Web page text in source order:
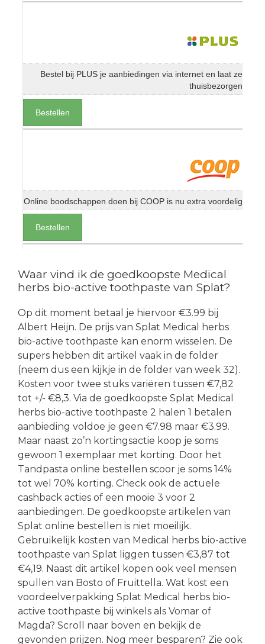
Bestel bij PLUS je aanbiedingen via internet en laat ze
thuisbezorgen
Bestellen
Online boodschappen doen bij COOP is nu extra voordelig
Bestellen
Waar vind ik de goedkoopste Medical
herbs bio-active toothpaste van Splat?
Op dit moment betaal je hiervoor €3.99 bij
Albert Heijn. De prijs van Splat Medical herbs
bio-active toothpaste kan enorm wisselen. De
supers hebben dit artikel vaak in de folder
(neem dus een kijkje in de folder van week 32).
Kosten voor twee stuks variëren tussen €7,82
tot +/- €8,3. Via de goedkoopste Splat Medical
herbs bio-active toothpaste 2 halen 1 betalen
aanbieding voldoe je geen €7.98 maar €3.99.
Maar naast zo’n kortingsactie koop je soms
gewoon 1 exemplaar met korting. Door het
Tandpasta online bestellen scoor je soms 14%
tot wel 70% korting. Check ook de actuele
cashback acties of een mooie 3 voor 2
aanbiedingen. De goedkoopste artikelen van
Splat online bestellen is niet moeilijk.
Gebruikelijk kosten van Medical herbs bio-active
toothpaste van Splat liggen tussen €3,87 tot
€4,19. Naast dit artikel kopen ook veel mensen
spullen van Bosto of Fruittella. Wat kost een
voordeelverpakking Splat Medical herbs bio-
active toothpaste bij winkels als Vomar of
Magda? Scroll naar boven en bekijk de
gevonden prijzen. Nog meer besparen? Zie ook